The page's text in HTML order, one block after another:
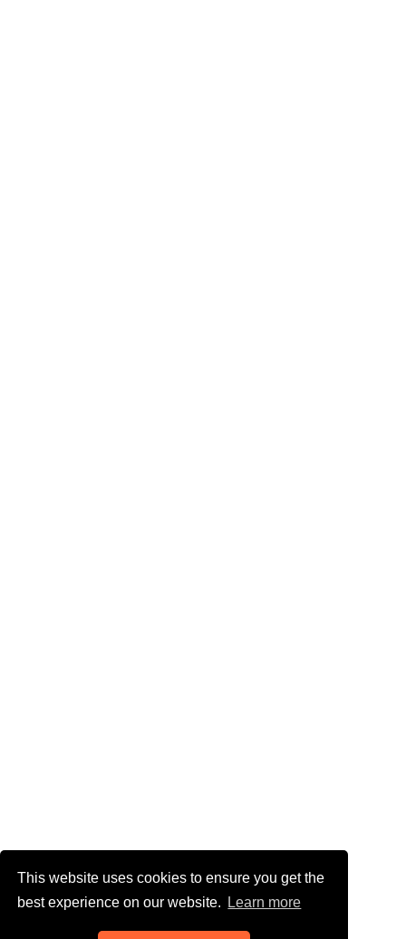
This website uses cookies to ensure you get the
best experience on our website.
Learn more